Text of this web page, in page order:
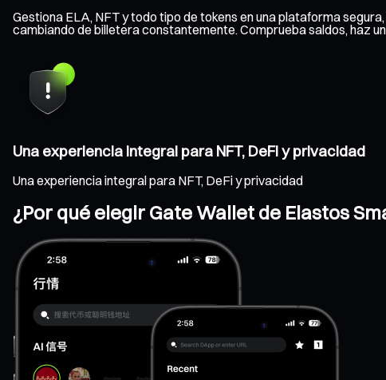
Gestiona ELA, NFT y todo tipo de tokens en una plataforma
cambiando de billetera constantemente. Comprueba saldos, haz
Una experiencia integral para NFT, DeFi y privacidad
Una experiencia integral para NFT, DeFi y privacidad
¿Por qué elegir Gate Wallet de Elastos